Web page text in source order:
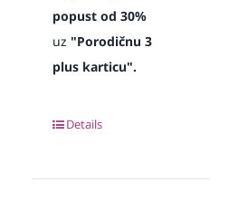
popust od 30%
uz"Porodičnu 3
plus karticu".
Details